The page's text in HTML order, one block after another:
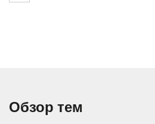
Обзор тем